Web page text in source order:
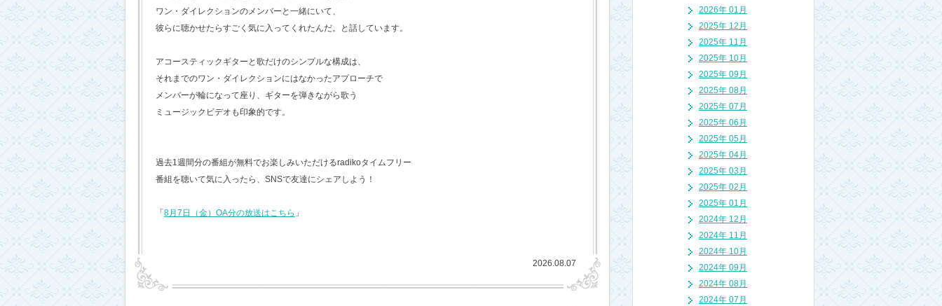
ワン・ダイレクションのメンバーと一緒にいて、
彼らに聴かせたらすごく気に入ってくれたんだ。と話しています。
アコースティックギターと歌だけのシンプルな構成は、
それまでのワン・ダイレクションにはなかったアプローチで
メンバーが輪になって座り、ギターを弾きながら歌う
ミュージックビデオも印象的です。
過去1週間分の番組が無料でお楽しみいただけるradikoタイムフリー
番組を聴いて気に入ったら、SNSで友達にシェアしよう！
「 8月7日（金）OA分の放送はこちら 」
2026.08.07
2026年 01月
2025年 12月
2025年 11月
2025年 10月
2025年 09月
2025年 08月
2025年 07月
2025年 06月
2025年 05月
2025年 04月
2025年 03月
2025年 02月
2025年 01月
2024年 12月
2024年 11月
2024年 10月
2024年 09月
2024年 08月
2024年 07月